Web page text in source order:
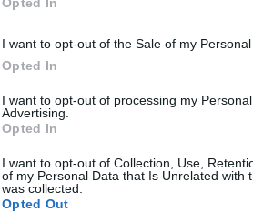
I want to opt-out of the Sale of my Personal
Opted In
I want to opt-out of processing my
Advertising.
Opted In
I want to opt-out of Collection, Use,
of my Personal Data that Is Unrelated with
was collected.
Opted Out